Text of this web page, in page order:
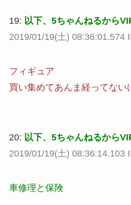
19: 以下、5ちゃんねるから
2019/01/19(土) 08:36:01.574
フィギュア
買い集めてあんま経ってない
20: 以下、5ちゃんねるから
2019/01/19(土) 08:36:14.103
車修理と保険